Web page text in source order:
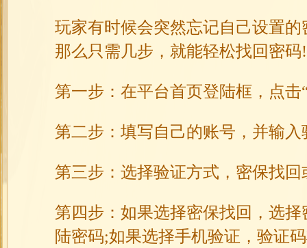
玩家有时候会突然忘记自己设置
那么只需几步，就能轻松找回密码!
第一步：在平台首页登陆框，点击
第二步：填写自己的账号，并输
第三步：选择验证方式，密保找
第四步：如果选择密保找回，选
陆密码;如果选择手机验证，验证